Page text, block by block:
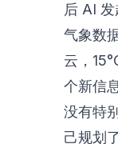
后 AI
气象数
云，
个新信
没有特
己规划